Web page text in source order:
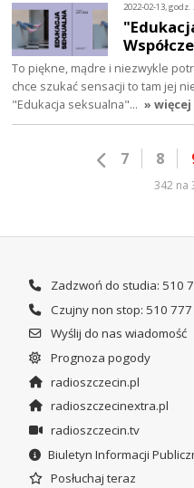
2022-02-13, godz.
To piękne, mądre i niezwykle
chce szukać sensacji to tam jej
"Edukacja seksualna"… » więcej
7 8
342 na
Zadzwoń do studia: 510
Czujny non stop: 510
Wyślij do nas wiadomość
Prognoza pogody
radioszczecin.pl
radioszczecinextra.pl
radioszczecin.tv
Biuletyn Informacji
Posłuchaj teraz